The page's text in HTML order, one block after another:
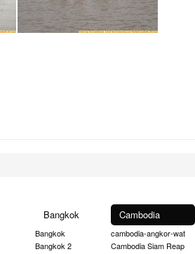
Bangkok
Bangkok
Bangkok 2
Cambodia
cambodia-angkor-wat
Cambodia Siam Reap